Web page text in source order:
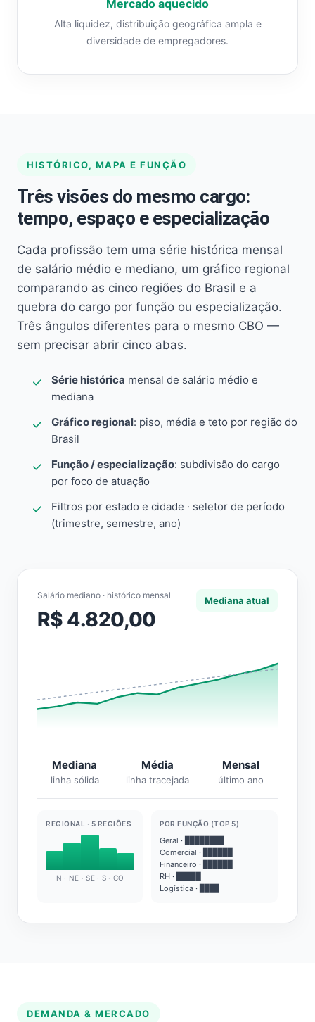
Mercado aquecido
Alta liquidez, distribuição geográfica ampla e
diversidade de empregadores.
HISTÓRICO, MAPA E FUNÇÃO
Três visões do mesmo cargo:
tempo, espaço e especialização
Cada profissão tem uma série histórica mensal
de salário médio e mediano, um gráfico regional
comparando as cinco regiões do Brasil e a
quebra do cargo por função ou especialização.
Três ângulos diferentes para o mesmo CBO —
sem precisar abrir cinco abas.
Série histórica mensal de salário médio e
mediana
Gráfico regional: piso, média e teto por região do
Brasil
Função / especialização: subdivisão do cargo
por foco de atuação
Filtros por estado e cidade · seletor de período
(trimestre, semestre, ano)
Salário mediano · histórico mensal
R$ 4.820,00
Mediana atual
Mediana
linha sólida
Média
linha tracejada
Mensal
último ano
REGIONAL · 5 REGIÕES
N · NE · SE · S · CO
POR FUNÇÃO (TOP 5)
Geral · ████████
Comercial · ██████
Financeiro · ██████
RH · █████
Logística · ████
DEMANDA & MERCADO